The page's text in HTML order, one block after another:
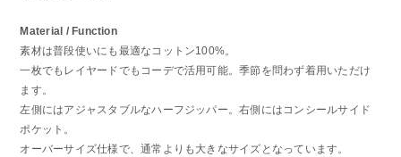
Material / Function
素材は普段使いにも最適なコットン100%。
一枚でもレイヤードでもコーデで活用可能。季節を問わず着用いただけ
ます。
左側にはアジャスタブルなハーフジッパー。右側にはコンシールサイド
ポケット。
オーバーサイズ仕様で、通常よりも大きなサイズとなっています。